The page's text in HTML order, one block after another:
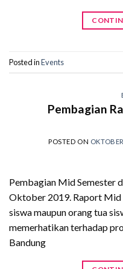
Posted inEvents
Pembagian
POSTED ON
Pembagian Mid Semester
Oktober 2019. Raport Mid
siswa maupun orang tua
memerhatikan terhadap
Bandung